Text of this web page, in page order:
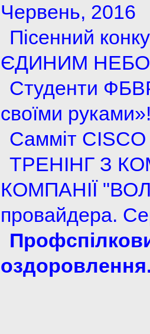
Червень, 2016
Пісенний
ЄДИНИМ
Студенти
своїми
Самміт
ТРЕНІНГ З
КОМПАНІЇ
провайдера.